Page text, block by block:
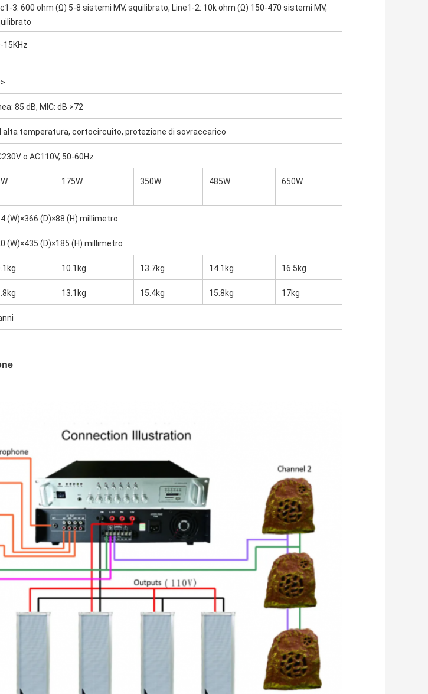
3: 600 ohm (Ω) 5-8 sistemi MV, squilibrato, Line1-2: 10k ohm (Ω) 150-470 sistemi MV,
15KHz
85 dB, MIC: dB >72
alta temperatura, cortocircuito, protezione di sovraccarico
o AC110V, 50-60Hz
175W 350W 485W 650W
(W)×366 (D)×88 (H) millimetro
(W)×435 (D)×185 (H) millimetro
10.1kg 13.7kg 14.1kg 16.5kg
13.1kg 15.4kg 15.8kg 17kg